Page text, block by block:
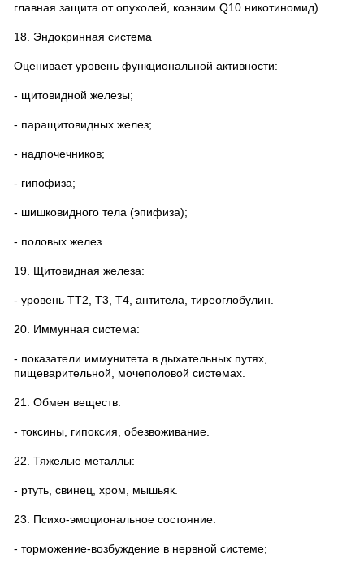
главная защита от опухолей, коэнзим Q10 никотиномид).
18. Эндокринная система
Оценивает уровень функциональной активности:
- щитовидной железы;
- паращитовидных желез;
- надпочечников;
- гипофиза;
- шишковидного тела (эпифиза);
- половых желез.
19. Щитовидная железа:
- уровень ТТ2, Т3, Т4, антитела, тиреоглобулин.
20. Иммунная система:
- показатели иммунитета в дыхательных путях,
пищеварительной, мочеполовой системах.
21. Обмен веществ:
- токсины, гипоксия, обезвоживание.
22. Тяжелые металлы:
- ртуть, свинец, хром, мышьяк.
23. Психо-эмоциональное состояние:
- торможение-возбуждение в нервной системе;